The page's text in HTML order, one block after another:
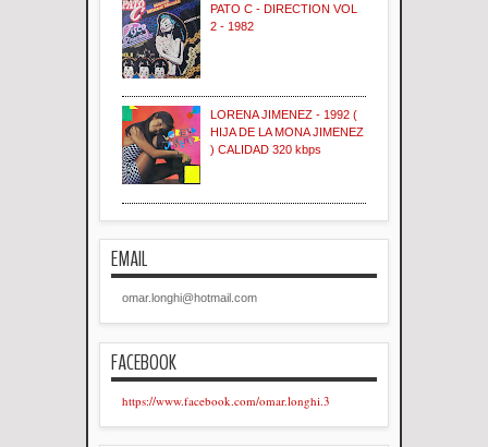
PATO C - DIRECTION VOL
2 - 1982
LORENA JIMENEZ - 1992 (
HIJA DE LA MONA JIMENEZ
) CALIDAD 320 kbps
EMAIL
omar.longhi@hotmail.com
FACEBOOK
https://www.facebook.com/omar.longhi.3